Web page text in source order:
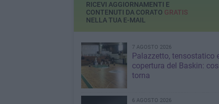
RICEVI AGGIORNAMENTI E
CONTENUTI DA CORATO GRATIS
NELLA TUA E-MAIL
7 AGOSTO 2026
Palazzetto, tensostatico
copertura del Baskin:
torna
6 AGOSTO 2026